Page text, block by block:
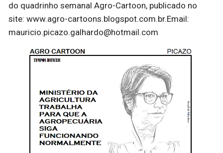
do quadrinho semanal Agro-Cartoon, publicado no
site: www.agro-cartoons.blogspot.com.br.Email:
mauricio.picazo.galhardo@hotmail.com